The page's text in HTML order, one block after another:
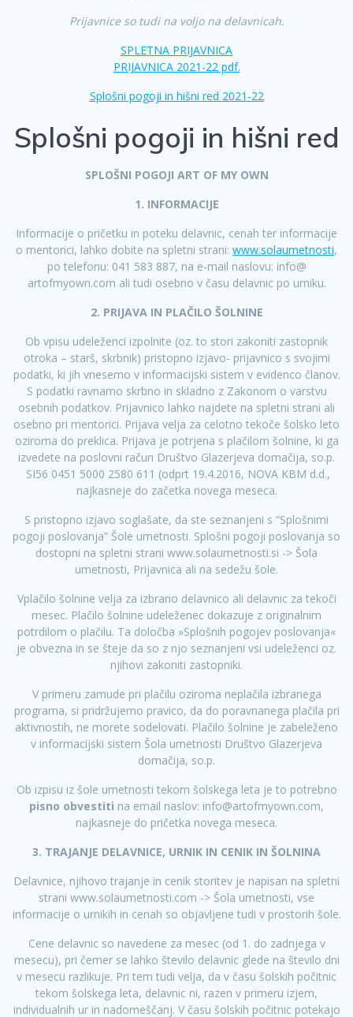
Prijavnice so tudi na voljo na delavnicah.
SPLETNA PRIJAVNICA
PRIJAVNICA 2021-22 pdf.
Splošni pogoji in hišni red 2021-22
Splošni pogoji in hišni red
SPLOŠNI POGOJI ART OF MY OWN
1. INFORMACIJE
Informacije o pričetku in poteku delavnic, cenah ter informacije
o mentorici, lahko dobite na spletni strani: www.solaumetnosti,
po telefonu: 041 583 887, na e-mail naslovu: info@
artofmyown.com ali tudi osebno v času delavnic po urniku.
2. PRIJAVA IN PLAČILO ŠOLNINE
Ob vpisu udeleženci izpolnite (oz. to stori zakoniti zastopnik
otroka – starš, skrbnik) pristopno izjavo- prijavnico s svojimi
podatki, ki jih vnesemo v informacijski sistem v evidenco članov.
S podatki ravnamo skrbno in skladno z Zakonom o varstvu
osebnih podatkov. Prijavnico lahko najdete na spletni strani ali
osebno pri mentorici. Prijava velja za celotno tekoče šolsko leto
oziroma do preklica. Prijava je potrjena s plačilom šolnine, ki ga
izvedete na poslovni račun Društvo Glazerjeva domačija, so.p.
SI56 0451 5000 2580 611 (odprt 19.4.2016, NOVA KBM d.d.,
najkasneje do začetka novega meseca.
S pristopno izjavo soglašate, da ste seznanjeni s “Splošnimi
pogoji poslovanja” Šole umetnosti. Splošni pogoji poslovanja so
dostopni na spletni strani www.solaumetnosti.si -> Šola
umetnosti, Prijavnica ali na sedežu šole.
Vplačilo šolnine velja za izbrano delavnico ali delavnic za tekoči
mesec. Plačilo šolnine udeleženec dokazuje z originalnim
potrdilom o plačilu. Ta določba »Splošnih pogojev poslovanja«
je obvezna in se šteje da so z njo seznanjeni vsi udeleženci oz.
njihovi zakoniti zastopniki.
V primeru zamude pri plačilu oziroma neplačila izbranega
programa, si pridržujemo pravico, da do poravnanega plačila pri
aktivnostih, ne morete sodelovati. Plačilo šolnine je zabeleženo
v informacijski sistem Šola umetnosti Društvo Glazerjeva
domačija, so.p.
Ob izpisu iz šole umetnosti tekom šolskega leta je to potrebno
pisno obvestiti na email naslov: info@artofmyown.com,
najkasneje do pričetka novega meseca.
3. TRAJANJE DELAVNICE, URNIK IN CENIK IN ŠOLNINA
Delavnice, njihovo trajanje in cenik storitev je napisan na spletni
strani www.solaumetnosti.com -> Šola umetnosti, vse
informacije o urnikih in cenah so objavljene tudi v prostorih šole.
Cene delavnic so navedene za mesec (od 1. do zadnjega v
mesecu), pri čemer se lahko število delavnic glede na število dni
v mesecu razlikuje. Pri tem tudi velja, da v času šolskih počitnic
tekom šolskega leta, delavnic ni, razen v primeru izjem,
individualnih ur in nadomeščanj. V času šolskih počitnic potekajo